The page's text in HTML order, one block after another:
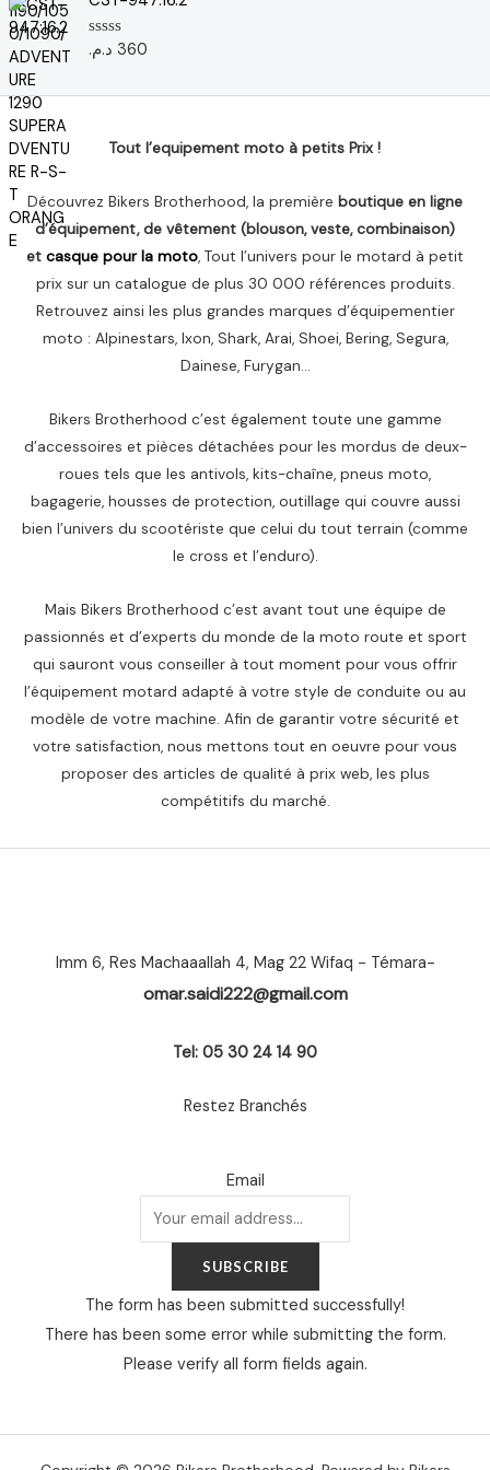
.
م
.
.
s
r
i
i
l
a
t
:
0
د
م
.
e
e
:
1
,
6
5
.
م
.
N
o
e
360 د.م.
Tout l’equipement moto à petits Prix !
Découvrez Bikers Brotherhood, la première boutique en ligne
d’équipement, de vêtement (blouson, veste, combinaison)
et casque pour la moto, Tout l’univers pour le motard à petit
prix sur un catalogue de plus 30 000 références produits.
Retrouvez ainsi les plus grandes marques d’équipementier
moto : Alpinestars, Ixon, Shark, Arai, Shoei, Bering, Segura,
Dainese, Furygan…
Bikers Brotherhood c’est également toute une gamme
d’accessoires et pièces détachées pour les mordus de deux-
roues tels que les antivols, kits-chaîne, pneus moto,
bagagerie, housses de protection, outillage qui couvre aussi
bien l’univers du scootériste que celui du tout terrain (comme
le cross et l’enduro).
Mais Bikers Brotherhood c’est avant tout une équipe de
passionnés et d’experts du monde de la moto route et sport
qui sauront vous conseiller à tout moment pour vous offrir
l’équipement motard adapté à votre style de conduite ou au
modèle de votre machine. Afin de garantir votre sécurité et
votre satisfaction, nous mettons tout en oeuvre pour vous
proposer des articles de qualité à prix web, les plus
compétitifs du marché.
Imm 6, Res Machaaallah 4, Mag 22 Wifaq - Témara-
omar.saidi222@gmail.com
Tel: 05 30 24 14 90
Restez Branchés
Email
SUBSCRIBE
The form has been submitted successfully!
There has been some error while submitting the form.
Please verify all form fields again.